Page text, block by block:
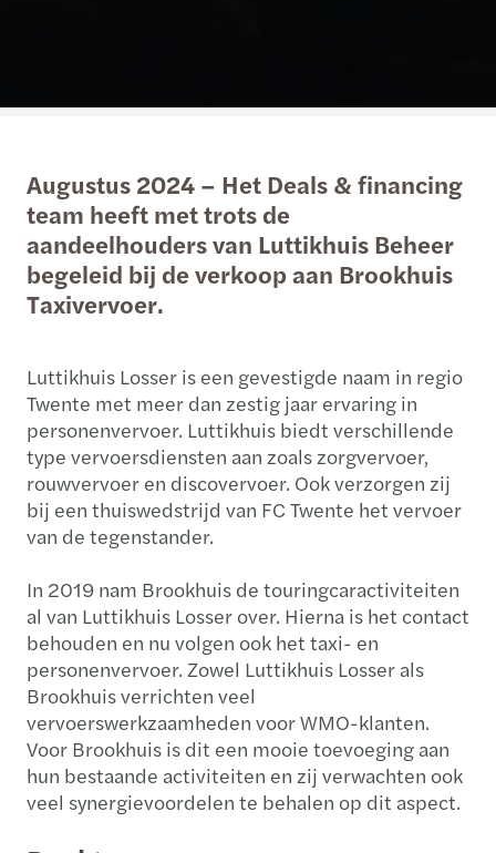
Augustus 2024 – Het Deals & financing
team heeft met trots de
aandeelhouders van Luttikhuis Beheer
begeleid bij de verkoop aan Brookhuis
Taxivervoer.
Luttikhuis Losser is een gevestigde naam in regio
Twente met meer dan zestig jaar ervaring in
personenvervoer. Luttikhuis biedt verschillende
type vervoersdiensten aan zoals zorgvervoer,
rouwvervoer en discovervoer. Ook verzorgen zij
bij een thuiswedstrijd van FC Twente het vervoer
van de tegenstander.
In 2019 nam Brookhuis de touringcaractiviteiten
al van Luttikhuis Losser over. Hierna is het contact
behouden en nu volgen ook het taxi- en
personenvervoer. Zowel Luttikhuis Losser als
Brookhuis verrichten veel
vervoerswerkzaamheden voor WMO-klanten.
Voor Brookhuis is dit een mooie toevoeging aan
hun bestaande activiteiten en zij verwachten ook
veel synergievoordelen te behalen op dit aspect.